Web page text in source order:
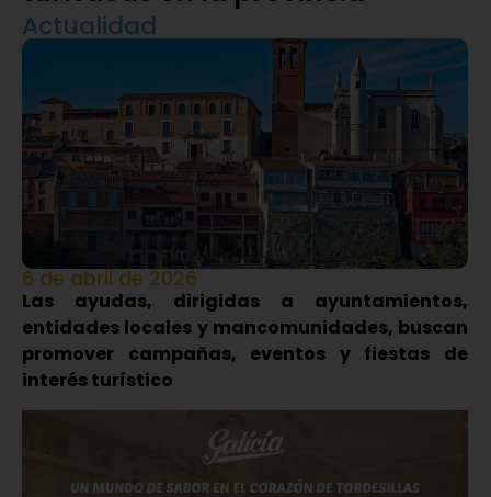
Actualidad
6 de abril de 2026
Las ayudas, dirigidas a ayuntamientos,
entidades locales y mancomunidades, buscan
promover campañas, eventos y fiestas de
interés turístico